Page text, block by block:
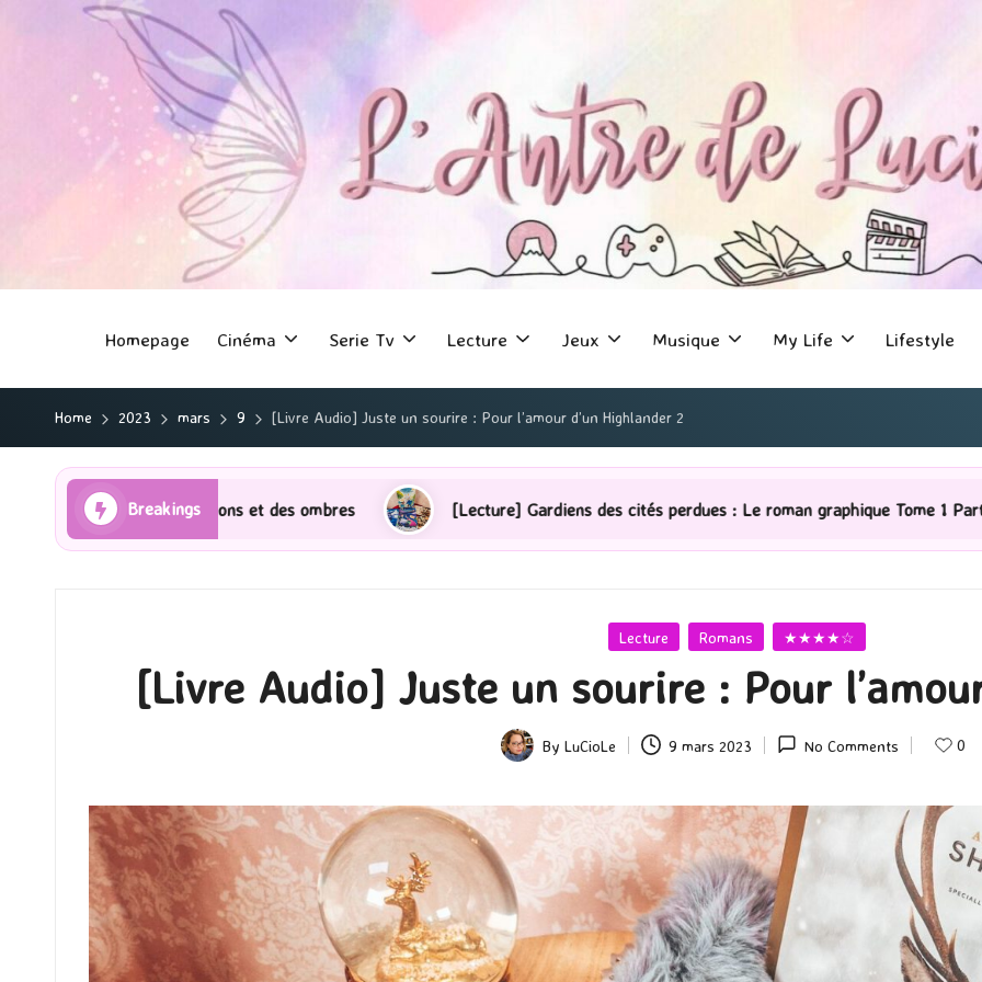
Homepage Cinéma Serie Tv Lecture Jeux Musique My Life Lifestyle
Home 2023 mars 9 [Livre Audio] Juste un sourire : Pour l’amour d’un Highlander 2
Breakings
et des ombres [Lecture] Gardiens des cités perdues : Le roman graphique Tome 1 Partie 2 [Série
Posted
Lecture Romans ★★★★☆
[Livre Audio] Juste un sourire : Pour
Posted
By LuCioLe 9 mars 2023 No Comments 0